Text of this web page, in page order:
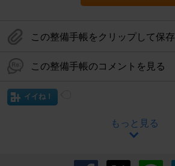
この整備手帳をクリップして保存
この整備手帳のコメントを見る
イイね！
もっと見る